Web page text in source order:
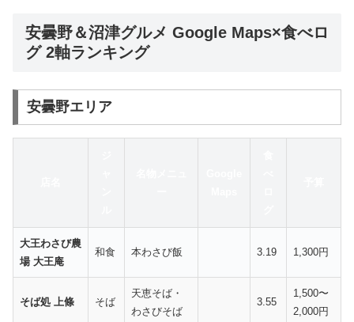
安曇野＆沼津グルメ Google Maps×食べロ
グ 2軸ランキング
安曇野エリア
大王わさび農
場 大王庵
和食 本わさび飯 3.19 1,300円
そば処 上條 そば
天恵そば・
わさびそば
3.55
1,500〜
2,000円